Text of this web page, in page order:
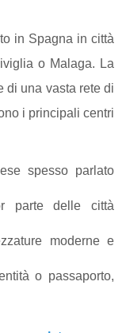
in Spagna in città
o Malaga. La
di una vasta rete di
i principali centri
spesso parlato
parte delle città
moderne e
o passaporto,